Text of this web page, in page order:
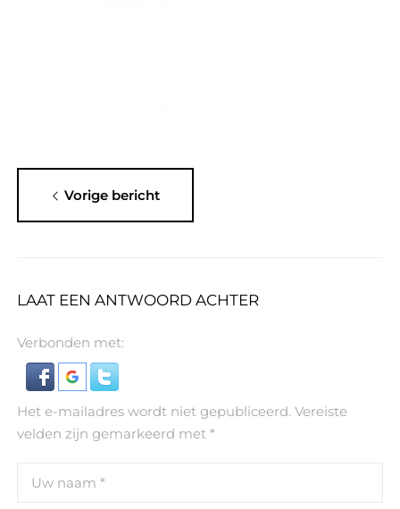
Vorige bericht
LAAT EEN ANTWOORD ACHTER
Verbonden met:
Het e-mailadres wordt niet gepubliceerd. Vereiste
velden zijn gemarkeerd met *